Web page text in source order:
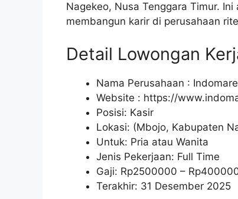
Nagekeo, Nusa Tenggara Timur.
membangun karir di perusahaan
Detail Lowongan
Nama Perusahaan :
Website : https://
Posisi: Kasir
Lokasi: (Mbojo, Kabupaten
Untuk: Pria atau Wanita
Jenis Pekerjaan: Full Time
Gaji: Rp2500000 – Rp
Terakhir: 31 Desember 2025